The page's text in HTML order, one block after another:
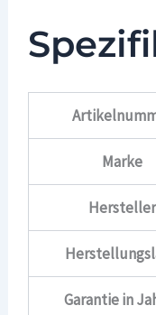
Marke
Hersteller
Garantie in